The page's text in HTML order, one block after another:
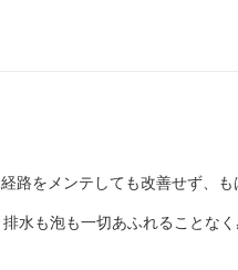
路をメンテしても改善せず、も
水も泡も一切あふれることな
の悩みの種が無くなりました